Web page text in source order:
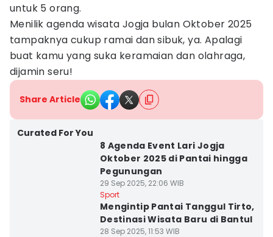
untuk 5 orang.
Menilik agenda wisata Jogja bulan Oktober 2025
tampaknya cukup ramai dan sibuk, ya. Apalagi
buat kamu yang suka keramaian dan olahraga,
dijamin seru!
Share Article
Curated For You
8 Agenda Event Lari Jogja
Oktober 2025 di Pantai hingga
Pegunungan
29 Sep 2025, 22:06 WIB
Sport
Mengintip Pantai Tanggul Tirto,
Destinasi Wisata Baru di Bantul
28 Sep 2025, 11:53 WIB